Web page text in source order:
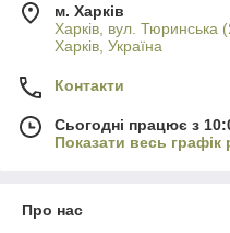
м. Харків
Харків, вул. Тюринська
Харків, Україна
Контакти
Сьогодні працює з
Показати весь графік
Про нас